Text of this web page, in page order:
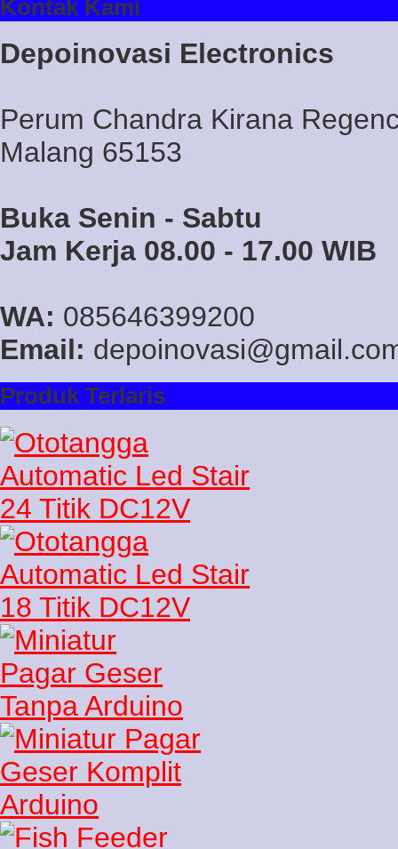
Kontak Kami
Depoinovasi Electronics
Perum Chandra Kirana
Malang 65153
Buka Senin - Sabtu
Jam Kerja 08.00 - 17.00 WIB
WA: 085646399200
Email:
Produk Terlaris